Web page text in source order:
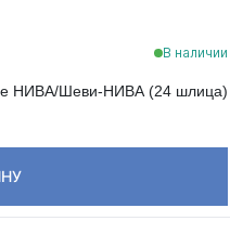
В наличии
НИВА/Шеви-НИВА (24 шлица)